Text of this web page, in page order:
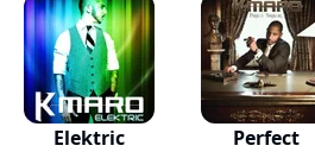
Elektric
Perfect